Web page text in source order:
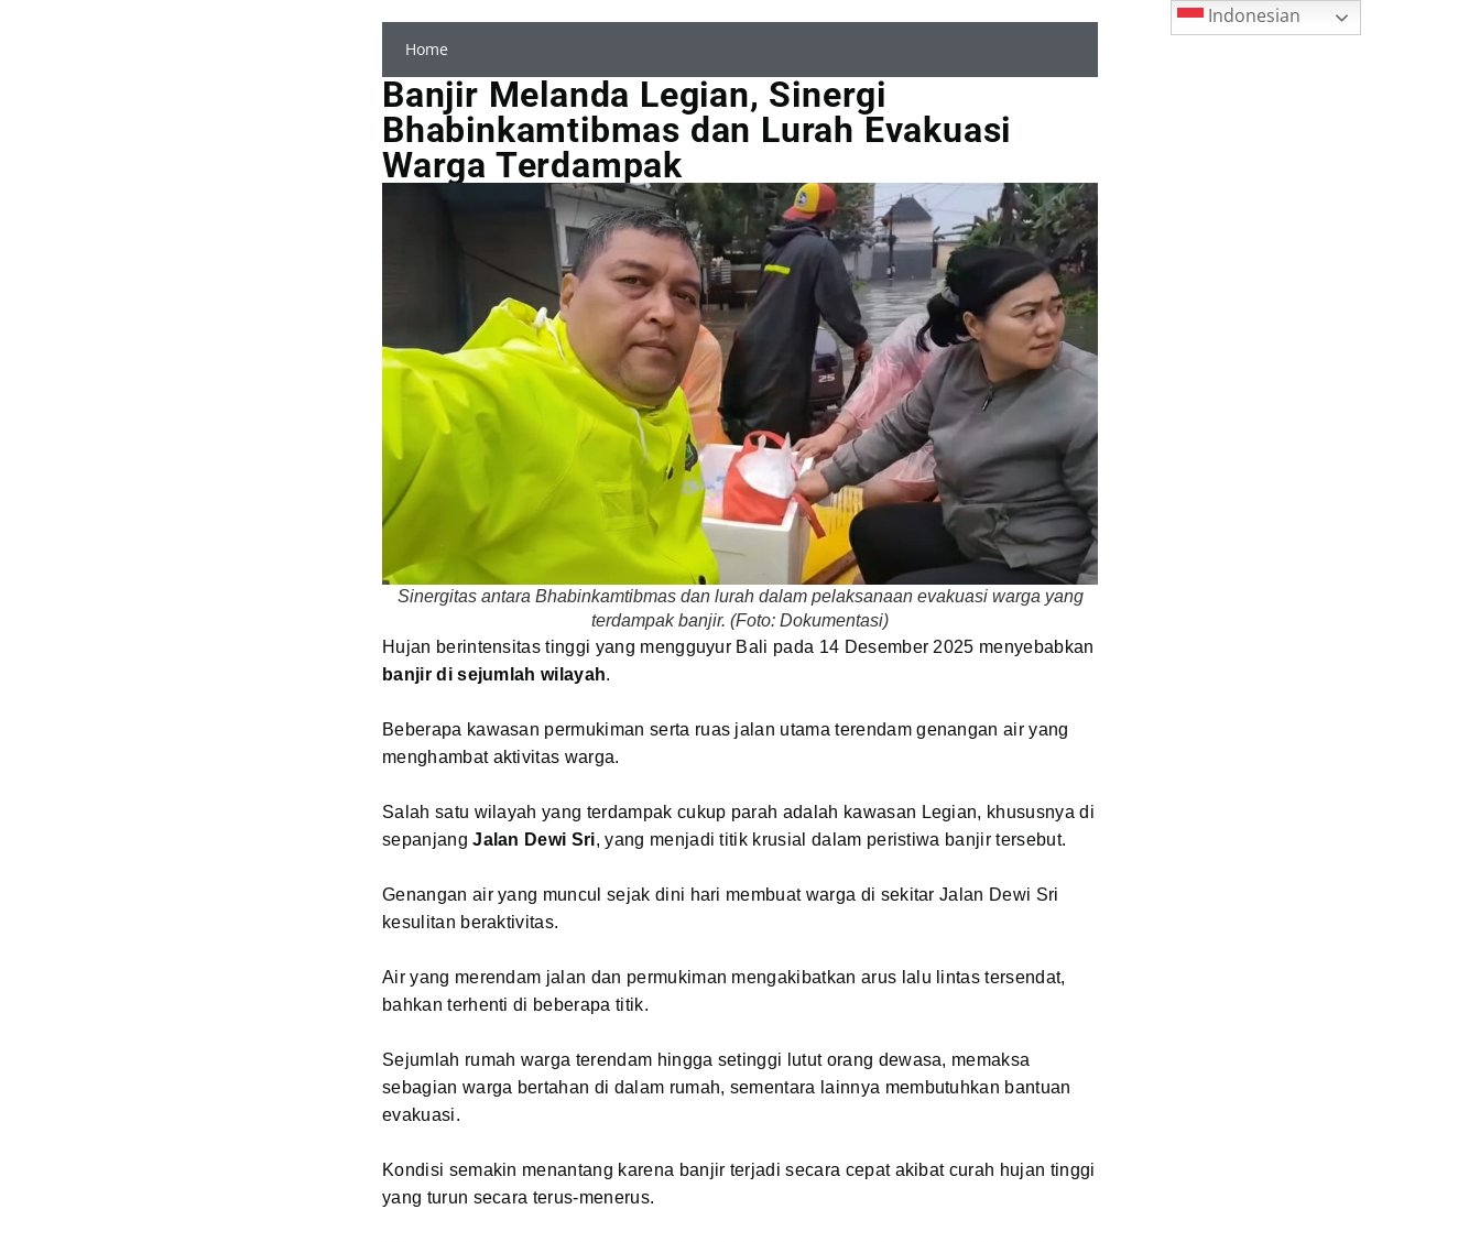
Home
Banjir Melanda Legian, Sinergi
Bhabinkamtibmas dan Lurah Evakuasi
Warga Terdampak
Sinergitas antara Bhabinkamtibmas dan lurah dalam pelaksanaan evakuasi warga yang
terdampak banjir. (Foto: Dokumentasi)
Hujan berintensitas tinggi yang mengguyur Bali pada 14 Desember 2025 menyebabkan
banjir di sejumlah wilayah.
Beberapa kawasan permukiman serta ruas jalan utama terendam genangan air yang
menghambat aktivitas warga.
Salah satu wilayah yang terdampak cukup parah adalah kawasan Legian, khususnya di
sepanjangJalan Dewi Sri, yang menjadi titik krusial dalam peristiwa banjir tersebut.
Genangan air yang muncul sejak dini hari membuat warga di sekitar Jalan Dewi Sri
kesulitan beraktivitas.
Air yang merendam jalan dan permukiman mengakibatkan arus lalu lintas tersendat,
bahkan terhenti di beberapa titik.
Sejumlah rumah warga terendam hingga setinggi lutut orang dewasa, memaksa
sebagian warga bertahan di dalam rumah, sementara lainnya membutuhkan bantuan
evakuasi.
Kondisi semakin menantang karena banjir terjadi secara cepat akibat curah hujan tinggi
yang turun secara terus-menerus.
Indonesian